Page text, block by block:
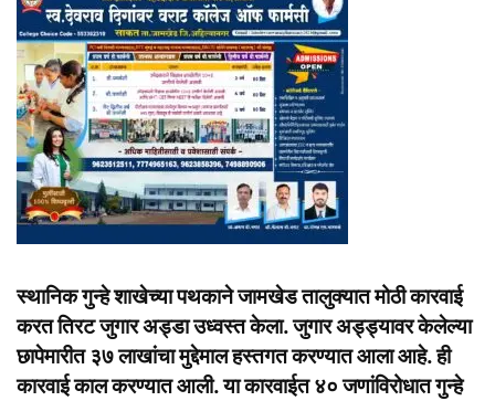
स्थानिक गुन्हे शाखेच्या पथकाने जामखेड तालुक्यात मोठी कारवाई
करत तिरट जुगार अड्डा उध्वस्त केला. जुगार अड्ड्यावर केलेल्या
छापेमारीत ३७ लाखांचा मुद्देमाल हस्तगत करण्यात आला आहे. ही
कारवाई काल करण्यात आली. या कारवाईत ४० जणांविरोधात गुन्हे